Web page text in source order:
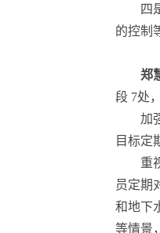
四
的控制
郑
段 7处
加
目标定
重
员定期
和地下
等情景